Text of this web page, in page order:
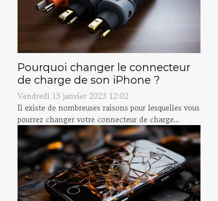
Pourquoi changer le connecteur
de charge de son iPhone ?
Vendredi 13 janvier 2023 12:02
Il existe de nombreuses raisons pour lesquelles vous
pourrez changer votre connecteur de charge...